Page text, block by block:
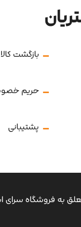
بازگشت کالا
حریم
پشتیبانی
به فروشگاه سرای